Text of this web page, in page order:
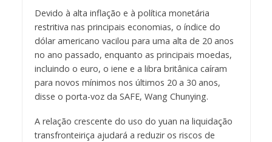
Devido à alta inflação e à política monetária
restritiva nas principais economias, o índice do
dólar americano vacilou para uma alta de 20 anos
no ano passado, enquanto as principais moedas,
incluindo o euro, o iene e a libra britânica caíram
para novos mínimos nos últimos 20 a 30 anos,
disse o porta-voz da SAFE, Wang Chunying.
A relação crescente do uso do yuan na liquidação
transfronteiriça ajudará a reduzir os riscos de